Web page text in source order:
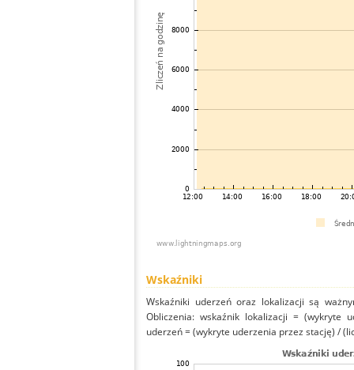
Wskaźniki
Wskaźniki uderzeń oraz lokalizacji są
Obliczenia: wskaźnik lokalizacji = (wykryte
uderzeń = (wykryte uderzenia przez stację) /